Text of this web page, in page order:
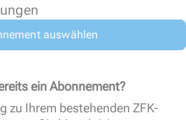
auswählen
ein Abonnement?
zu Ihrem bestehenden ZFK-